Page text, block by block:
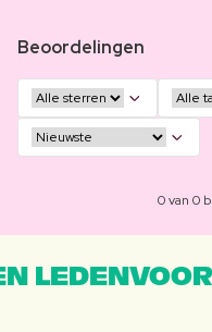
Beoordelingen
0 van 0